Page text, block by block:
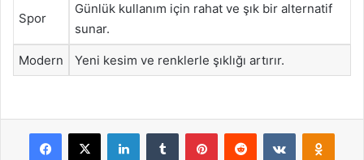
Spor
Günlük kullanım için rahat ve şık bir alternatif
sunar.
Modern Yeni kesim ve renklerle şıklığı artırır.
Facebook
X LinkedInTumblr PinterestReddit VKontakte